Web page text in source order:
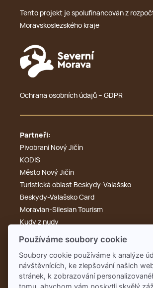
Tento projekt je spolufinancován z
Moravskoslezského kraje
Ochrana osobních údajů – GDPR
Partneři:
Pivobraní Nový Jičín
KODIS
Město Nový Jičín
Turistická oblast Beskydy-Valašsko
Beskydy-Valašsko Card
Moravian-Silesian Tourism
Kudy z nudy
Výletník
KdyKde.cz
Tonak
Rengl
Používáme soubory cookie
Soubory cookie používáme k analýze
návštěvnících, ke zlepšování našich
stránek, k zobrazování